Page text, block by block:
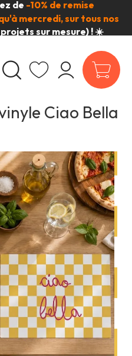
de -10% de remise
mercredi, sur tous nos
sur mesure) ! ☀️
Ciao Bella